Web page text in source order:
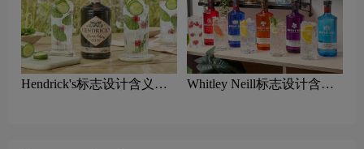
Hendrick's标志设计含义及
Whitley Neill标志设计含义